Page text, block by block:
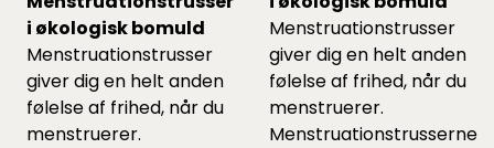
i økologisk bomuld
Menstruationstrusser
giver dig en helt anden
følelse af frihed, når du
menstruerer.
Menstruationstrusser
giver dig en helt anden
følelse af frihed, når du
menstruerer.
Menstruationstrusserne